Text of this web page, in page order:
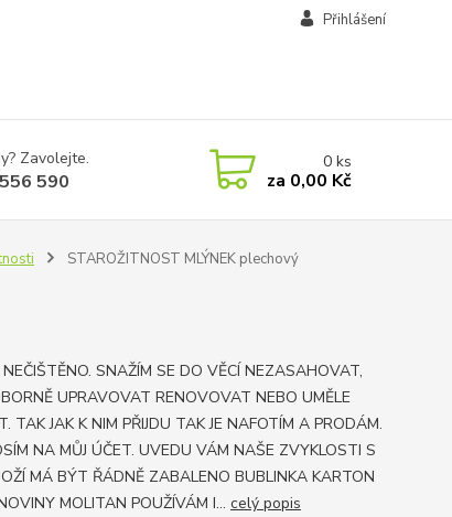
Přihlášení
Zavolejte.
590
0ks
za 0,00 Kč
STAROŽITNOST MLÝNEK plechový
SNAŽÍM SE DO VĚCÍ NEZASAHOVAT,
UPRAVOVAT RENOVOVAT NEBO UMĚLE
TAK JAK K NIM PŘIJDU TAK JE NAFOTÍM A PRODÁM.
NA MŮJ ÚČET. UVEDU VÁM NAŠE ZVYKLOSTI S
MÁ BÝT ŘÁDNĚ ZABALENO BUBLINKA KARTON
MOLITAN POUŽÍVÁM I... celý popis